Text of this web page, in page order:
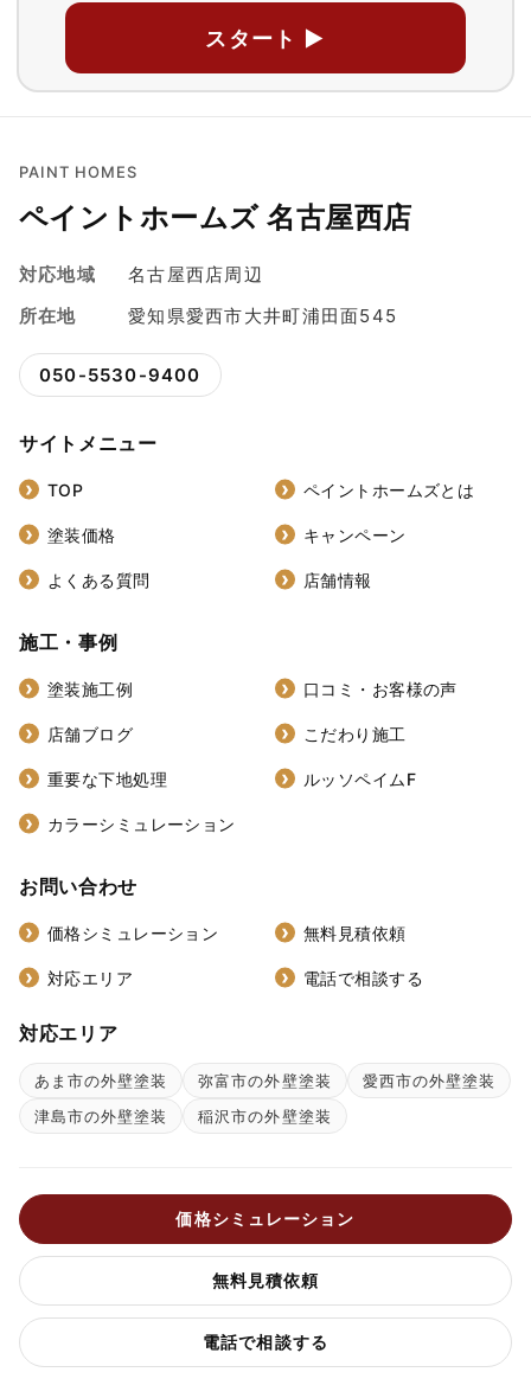
スタート ▶
PAINT HOMES
ペイントホームズ 名古屋西店
対応地域
名古屋西店周辺
所在地
愛知県愛西市大井町浦田面545
050-5530-9400
サイトメニュー
TOP ペイントホームズとは
塗装価格 キャンペーン
よくある質問 店舗情報
施工・事例
塗装施工例 口コミ・お客様の声
店舗ブログ こだわり施工
重要な下地処理 ルッソペイムF
カラーシミュレーション
お問い合わせ
価格シミュレーション 無料見積依頼
対応エリア 電話で相談する
対応エリア
あま市の外壁塗装 弥富市の外壁塗装
愛西市の外壁塗装
津島市の外壁塗装
稲沢市の外壁塗装
価格シミュレーション
無料見積依頼
電話で相談する